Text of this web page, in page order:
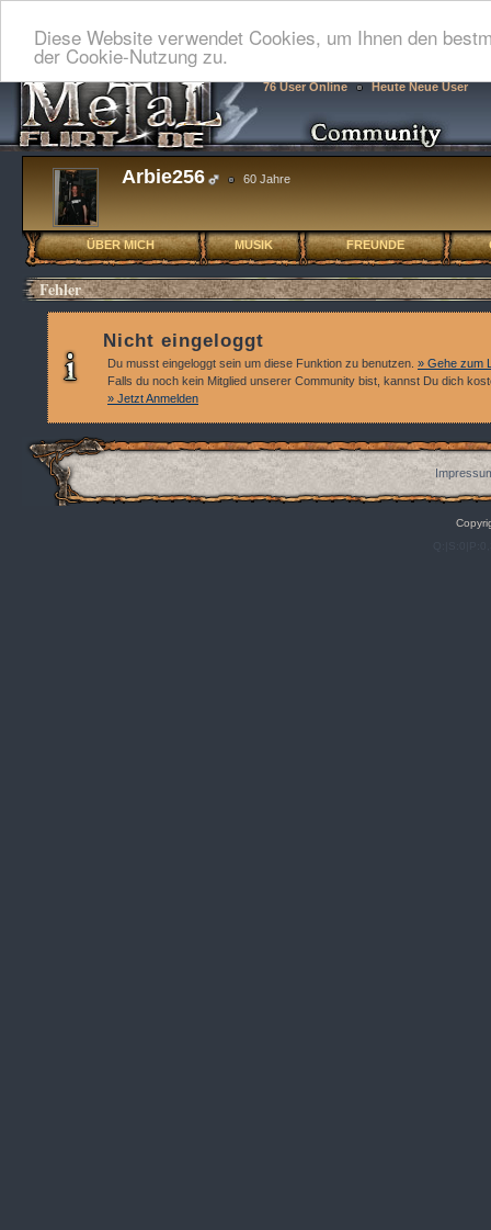
Diese Website verwendet Cookies, um Ihnen den
der Cookie-Nutzung zu.
76 User Online Heute Neue User
Arbie256 60 Jahre
ÜBER MICH MUSIK FREUNDE
Fehler
Nicht eingeloggt
Du musst eingeloggt sein um diese Funktion zu benutzen. » Gehe zum
Falls du noch kein Mitglied unserer Community bist, kannst Du dich
» Jetzt Anmelden